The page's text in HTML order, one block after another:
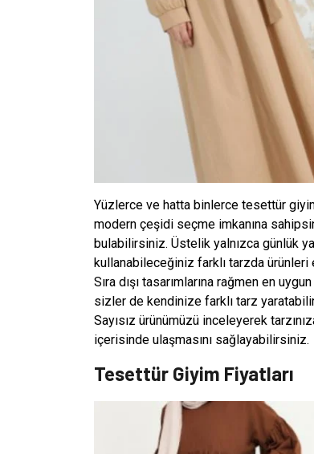
Yüzlerce ve hatta binlerce tesettür
modern çeşidi seçme imkanına
bulabilirsiniz. Üstelik yalnızca günlük
kullanabileceğiniz farklı tarzda ürünleri
Sıra dışı tasarımlarına rağmen en
sizler de kendinize farklı tarz
Sayısız ürünümüzü inceleyerek
içerisinde ulaşmasını sağlayabilirsiniz.
Tesettür Giyim Fiyatları